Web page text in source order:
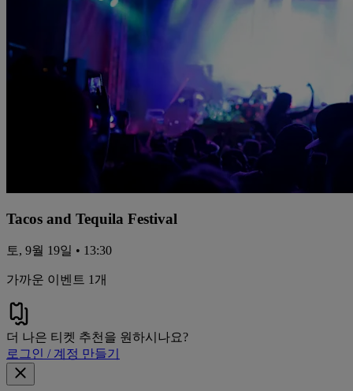
Tacos and Tequila Festival
토, 9월 19일 • 13:30
가까운 이벤트 1개
더 나은 티켓 추천을 원하시나요?
로그인 / 계정 만들기